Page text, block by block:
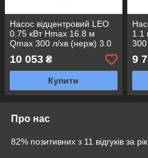
Насос відцентровий LEO
0.75 кВт Hmax 16.8 м
Qmax 300 л/хв (нерж) 3.0
(775519)
10 053 ₴
Купити
1.1
9
Про нас
82% позитивних з 11 відгуків за рік